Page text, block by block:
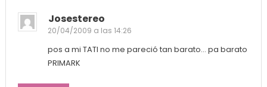
Josestereo
20/04/2009 a las 14:26
pos a mi TATI no me pareció tan barato… pa barato
PRIMARK